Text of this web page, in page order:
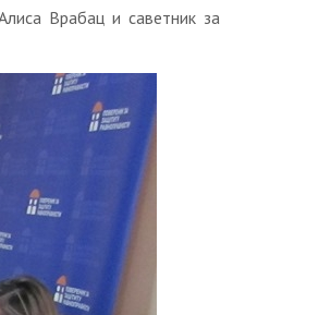
Врабац и саветник за